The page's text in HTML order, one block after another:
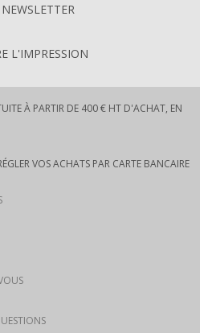
L'IMPRESSION
À PARTIR DE 400 € HT D'ACHAT, EN
VOS ACHATS PAR CARTE BANCAIRE